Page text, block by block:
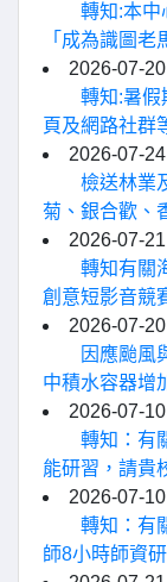
轉知:本中
「成為識圖老
2026-07-20
轉知:暑假
頁及網路社群
2026-07-24
檢送林業
菊、銀合歡、
2026-07-21
轉知有關
創意短影音競
2026-07-20
因應颱風
中積水容器增
2026-07-10
轉知：有
能研習，請貴
2026-07-10
轉知：有
師8小時師資